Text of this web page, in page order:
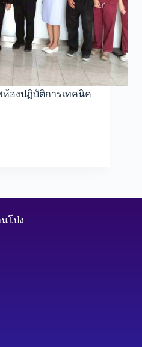
องปฏิบัติการเทคนิค
โป่ง